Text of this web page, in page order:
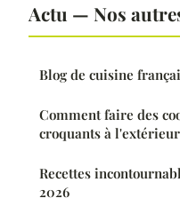
Actu — Nos
Blog de cuisine
Comment faire des
croquants à
Recettes
2026